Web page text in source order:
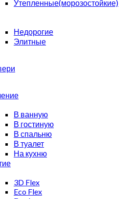
Утепленные(морозостойкие)
Недорогие
Элитные
В ванную
В гостиную
В спальню
В туалет
На кухню
3D Flex
Eco Flex